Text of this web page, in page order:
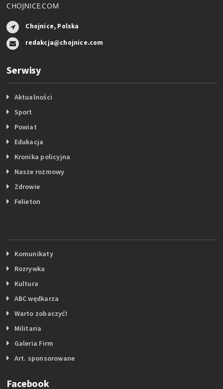
CHOJNICE.COM
Chojnice, Polska
redakcja@chojnice.com
Serwisy
Aktualności
Sport
Powiat
Edukacja
Kronika policyjna
Nasze rozmowy
Zdrowie
Felieton
Komunikaty
Rozrywka
Kultura
ABC wędkarza
Warto zobaczyć!
Militaria
Galeria Firm
Art. sponsorowane
Facebook